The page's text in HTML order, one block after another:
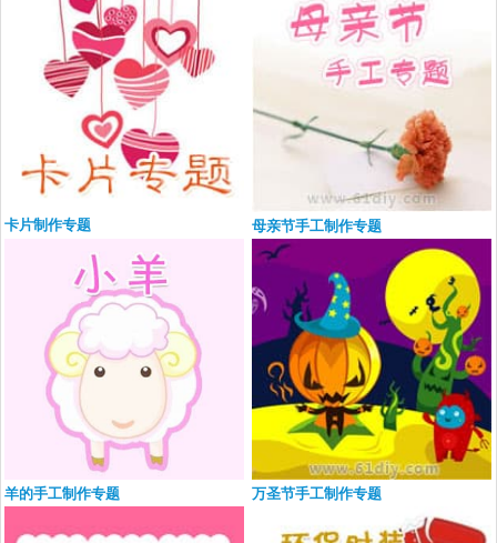
卡片制作专题 母亲节手工制作专题
羊的手工制作专题 万圣节手工制作专题